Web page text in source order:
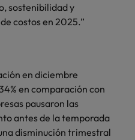
sostenibilidad y
costos en 2025.”
en diciembre
en comparación con
pausaron las
antes de la temporada
disminución trimestral